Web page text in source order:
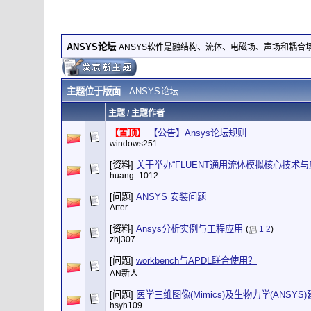
ANSYS论坛 ANSYS软件是融结构、流体、电磁场、声场和耦合
主题位于版面: ANSYS论坛
主题/ 主题作者
【置顶】 【公告】Ansys论坛规则
windows251
[资料] 关于举办“FLUENT通用流体模拟核心技术
huang_1012
[问题] ANSYS 安装问题
Arter
[资料] Ansys分析实例与工程应用 ( 1 2)
zhj307
[问题] workbench与APDL联合使用？
AN新人
[问题] 医学三维图像(Mimics)及生物力学(ANSYS)
hsyh109